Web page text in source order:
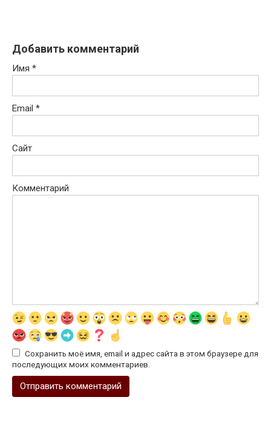
Добавить комментарий
Имя *
Email *
Сайт
Комментарий
Сохранить моё имя, email и адрес сайта в этом браузере для
последующих моих комментариев.